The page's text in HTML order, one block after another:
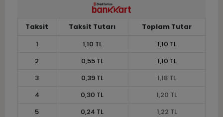
Taksit Taksit Tutarı
Toplam Tutar
1
1,10 TL
1,10 TL
2
0,55 TL
1,10 TL
3
0,39 TL
1,18 TL
4
0,30 TL
1,20 TL
5
0,24 TL
1,22 TL